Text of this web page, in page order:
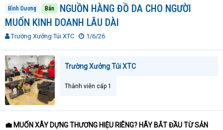
Bình Dương Bán
NGUỒN HÀNG ĐỒ DA CHO NGƯỜI
MUỐN KINH DOANH LÂU DÀI
T
r
e
a
d
s
t
a
t
Trường Xưởng Túi XTC
N
y
g
i
1/6/26
Trường Xưởng Túi XTC
Thành viên cấp 1
💼 MUỐN XÂY DỰNG THƯƠNG HIỆU RIÊNG? HÃY BẮT ĐẦU TỪ SẢN